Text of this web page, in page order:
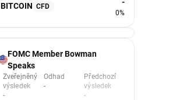
BITCOIN CFD
0%
FOMC Member Bowman
Speaks
Zveřejněný
výsledek
-
Odhad
-
Předchozí
výsledek
-